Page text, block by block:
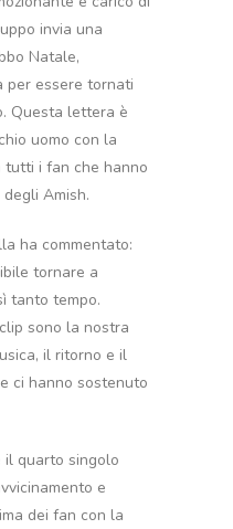
invia una
Natale,
per essere tornati
Questa lettera è
uomo con la
tutti i fan che hanno
Amish.
ha commentato:
tornare a
tanto tempo.
sono la nostra
il ritorno e il
ci hanno sostenuto
il quarto singolo
e
dei fan con la